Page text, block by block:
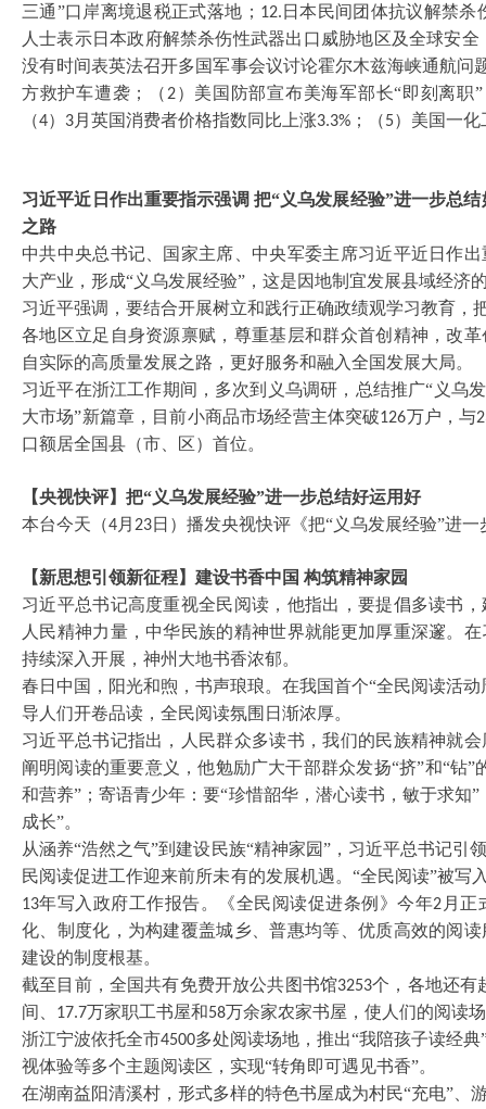
三通”口岸离境退税正式落地； 12. 日本民间团体抗议解禁
人士表示日本政府解禁杀伤性武器出口威胁地区及全球安全
没有时间表英法召开多国军事会议讨论霍尔木兹海峡通航问
方救护车遭袭；（2）美国防部宣布美海军部长“即刻离职
（4） 3月英国消费者价格指数同比上涨3.3% ；（5）美国一
习近平近日作出重要指示强调 把“义乌发展经验”进一步总
之路
中共中央总书记、国家主席、中央军委主席习近平近日作
大产业，形成“义乌发展经验”，这是因地制宜发展县域经济
习近平强调，要结合开展树立和践行正确政绩观学习教育，
各地区立足自身资源禀赋，尊重基层和群众首创精神，改
自实际的高质量发展之路，更好服务和融入全国发展大局。
习近平在浙江工作期间，多次到义乌调研，总结推广“义乌
大市场”新篇章，目前小商品市场经营主体突破126万户，与
口额居全国县（市、区）首位。
【央视快评】把“义乌发展经验”进一步总结好运用好
本台今天（4月 23日）播发央视快评《把“义乌发展经验”进
【新思想引领新征程】建设书香中国 构筑精神家园
习近平总书记高度重视全民阅读，他指出，要提倡多读书
人民精神力量，中华民族的精神世界就能更加厚重深邃。
持续深入开展，神州大地书香浓郁。
春日中国，阳光和煦，书声琅琅。在我国首个“全民阅读活
导人们开卷品读，全民阅读氛围日渐浓厚。
习近平总书记指出，人民群众多读书，我们的民族精神就
阐明阅读的重要意义，他勉励广大干部群众发扬“挤”和“钻
和营养”；寄语青少年：要“珍惜韶华，潜心读书，敏于求知
成长”。
从涵养“浩然之气”到建设民族“精神家园”，习近平总书记引
民阅读促进工作迎来前所未有的发展机遇。“全民阅读”被写
13年写入政府工作报告。《全民阅读促进条例》今年2 月正
化、制度化，为构建覆盖城乡、普惠均等、优质高效的阅
建设的制度根基。
截至目前，全国共有免费开放公共图书馆3253个，各地还有
间、 17.7万家职工书屋和58万余家农家书屋，使人们的阅读
浙江宁波依托全市4500多处阅读场地，推出“我陪孩子读经
视体验等多个主题阅读区，实现“转角即可遇见书香”。
在湖南益阳清溪村，形式多样的特色书屋成为村民“充电”、